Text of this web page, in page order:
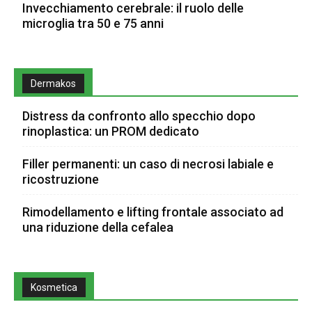
Invecchiamento cerebrale: il ruolo delle
microglia tra 50 e 75 anni
Dermakos
Distress da confronto allo specchio dopo
rinoplastica: un PROM dedicato
Filler permanenti: un caso di necrosi labiale e
ricostruzione
Rimodellamento e lifting frontale associato ad
una riduzione della cefalea
Kosmetica